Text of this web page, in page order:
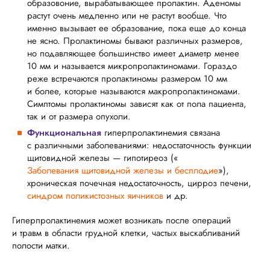
образовоние, вырабатывающее пролактин. Аденомы
растут очень медленно или не растут вообще. Что
именно вызывает ее образование, пока еще до конца
не ясно. Пролактиномы бывают различных размеров,
но подавляющее большинство имеет диаметр менее
10 мм и называется микропролактиномами. Гораздо
реже встречаются пролактиномы размером 10 мм
и более, которые называются макропролактиномами.
Симптомы пролактиномы зависят как от пола пациента,
так и от размера опухоли.
Функциональная гиперпролактинемия связана
с различными заболеваниями: недостаточность функции
щитовидной железы — гипотиреоз («
Заболевания щитовидной железы и бесплодие»),
хроническая почечная недостаточность, цирроз печени,
синдром поликистозных яичников и др.
Гиперпролактинемия может возникать после операций
и травм в области грудной клетки, частых выскабливаний
полости матки.